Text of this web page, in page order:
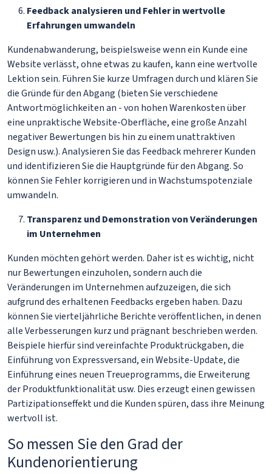
Feedback analysieren und Fehler in wertvolle
Erfahrungen umwandeln
Kundenabwanderung, beispielsweise wenn ein Kunde eine
Website verlässt, ohne etwas zu kaufen, kann eine wertvolle
Lektion sein. Führen Sie kurze Umfragen durch und klären Sie
die Gründe für den Abgang (bieten Sie verschiedene
Antwortmöglichkeiten an - von hohen Warenkosten über
eine unpraktische Website-Oberfläche, eine große Anzahl
negativer Bewertungen bis hin zu einem unattraktiven
Design usw.). Analysieren Sie das Feedback mehrerer Kunden
und identifizieren Sie die Hauptgründe für den Abgang. So
können Sie Fehler korrigieren und in Wachstumspotenziale
umwandeln.
Transparenz und Demonstration von Veränderungen
im Unternehmen
Kunden möchten gehört werden. Daher ist es wichtig, nicht
nur Bewertungen einzuholen, sondern auch die
Veränderungen im Unternehmen aufzuzeigen, die sich
aufgrund des erhaltenen Feedbacks ergeben haben. Dazu
können Sie vierteljährliche Berichte veröffentlichen, in denen
alle Verbesserungen kurz und prägnant beschrieben werden.
Beispiele hierfür sind vereinfachte Produktrückgaben, die
Einführung von Expressversand, ein Website-Update, die
Einführung eines neuen Treueprogramms, die Erweiterung
der Produktfunktionalität usw. Dies erzeugt einen gewissen
Partizipationseffekt und die Kunden spüren, dass ihre Meinung
wertvoll ist.
So messen Sie den Grad der
Kundenorientierung